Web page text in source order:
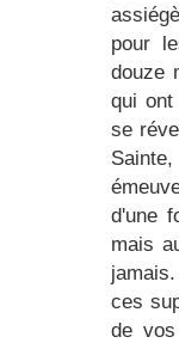
pour
douze
qui
se
d'une
mais
ces
de